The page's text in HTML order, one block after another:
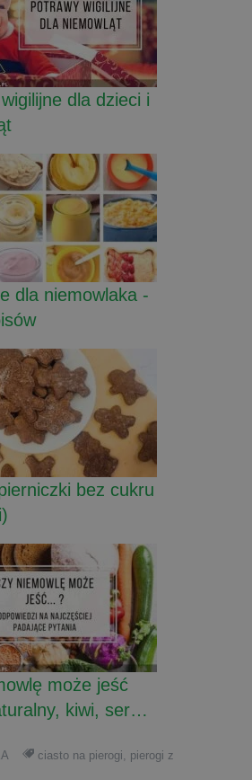
dla dzieci i
dla niemowlaka -
bez cukru
może jeść
kiwi, ser…
ciasto na pierogi, pierogi z